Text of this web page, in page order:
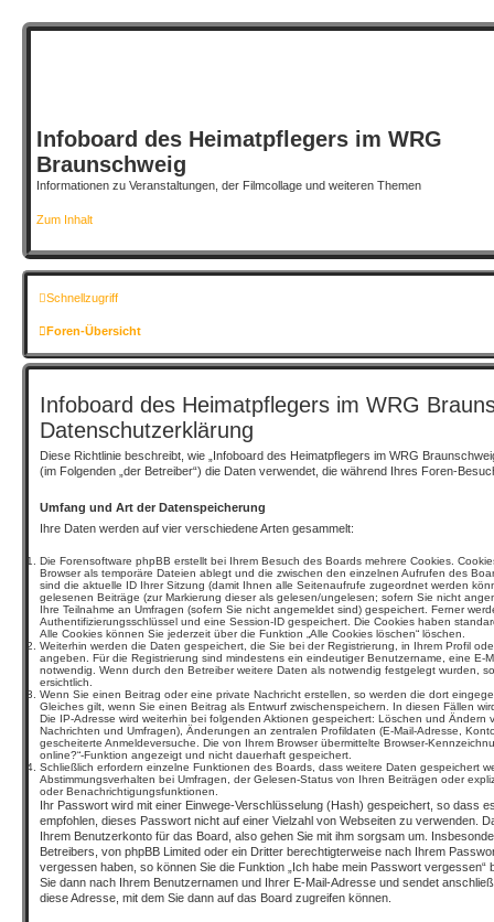
Infoboard des Heimatpflegers im WRG
Braunschweig
Informationen zu Veranstaltungen, der Filmcollage und weiteren Themen
Zum Inhalt
Schnellzugriff
Foren-Übersicht
Infoboard des Heimatpflegers im WRG
Datenschutzerklärung
Diese Richtlinie beschreibt, wie „Infoboard des Heimatpflegers im WRG
(im Folgenden „der Betreiber“) die Daten verwendet, die während Ihres Foren-
Umfang und Art der Datenspeicherung
Ihre Daten werden auf vier verschiedene Arten gesammelt:
Die Forensoftware phpBB erstellt bei Ihrem Besuch des Boards mehrere Cookies.
Browser als temporäre Dateien ablegt und die zwischen den einzelnen Aufrufen des
sind die aktuelle ID Ihrer Sitzung (damit Ihnen alle Seitenaufrufe zugeordnet werden
gelesenen Beiträge (zur Markierung dieser als gelesen/ungelesen; sofern Sie nicht
Ihre Teilnahme an Umfragen (sofern Sie nicht angemeldet sind) gespeichert. Ferner
Authentifizierungsschlüssel und eine Session-ID gespeichert. Die Cookies haben
Alle Cookies können Sie jederzeit über die Funktion „Alle Cookies löschen“ löschen.
Weiterhin werden die Daten gespeichert, die Sie bei der Registrierung, in Ihrem Profil
angeben. Für die Registrierung sind mindestens ein eindeutiger Benutzername, eine E-
notwendig. Wenn durch den Betreiber weitere Daten als notwendig festgelegt wurden,
ersichtlich.
Wenn Sie einen Beitrag oder eine private Nachricht erstellen, so werden die dort
Gleiches gilt, wenn Sie einen Beitrag als Entwurf zwischenspeichern. In diesen Fällen
Die IP-Adresse wird weiterhin bei folgenden Aktionen gespeichert: Löschen und Ändern
Nachrichten und Umfragen), Änderungen an zentralen Profildaten (E-Mail-Adresse,
gescheiterte Anmeldeversuche. Die von Ihrem Browser übermittelte Browser-
online?“-Funktion angezeigt und nicht dauerhaft gespeichert.
Schließlich erfordern einzelne Funktionen des Boards, dass weitere Daten gespeichert
Abstimmungsverhalten bei Umfragen, der Gelesen-Status von Ihren Beiträgen oder
oder Benachrichtigungsfunktionen.
Ihr Passwort wird mit einer Einwege-Verschlüsselung (Hash) gespeichert, so dass
empfohlen, dieses Passwort nicht auf einer Vielzahl von Webseiten zu verwenden.
Ihrem Benutzerkonto für das Board, also gehen Sie mit ihm sorgsam um.
Betreibers, von phpBB Limited oder ein Dritter berechtigterweise nach Ihrem
vergessen haben, so können Sie die Funktion „Ich habe mein Passwort vergessen“
Sie dann nach Ihrem Benutzernamen und Ihrer E-Mail-Adresse und sendet
diese Adresse, mit dem Sie dann auf das Board zugreifen können.